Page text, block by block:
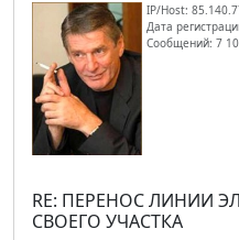
IP/Host:
Дата
Сообщений: 7
RE: ПЕРЕНОС ЛИНИИ
СВОЕГО УЧАСТКА